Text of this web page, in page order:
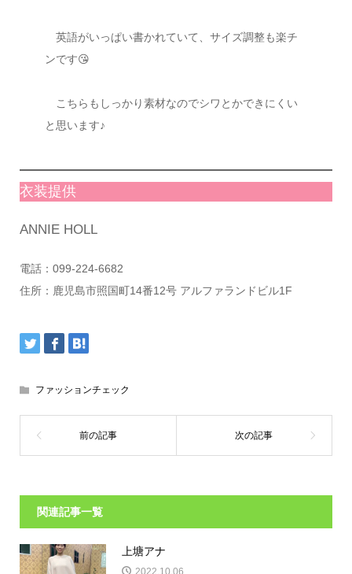
英語がいっぱい書かれていて、サイズ調整も楽チ
ンです😘
こちらもしっかり素材なのでシワとかできにくい
と思います♪
衣装提供
ANNIE HOLL
電話：099-224-6682
住所：鹿児島市照国町14番12号 アルファランドビル1F
ファッションチェック
関連記事一覧
上塘アナ
2022.10.06